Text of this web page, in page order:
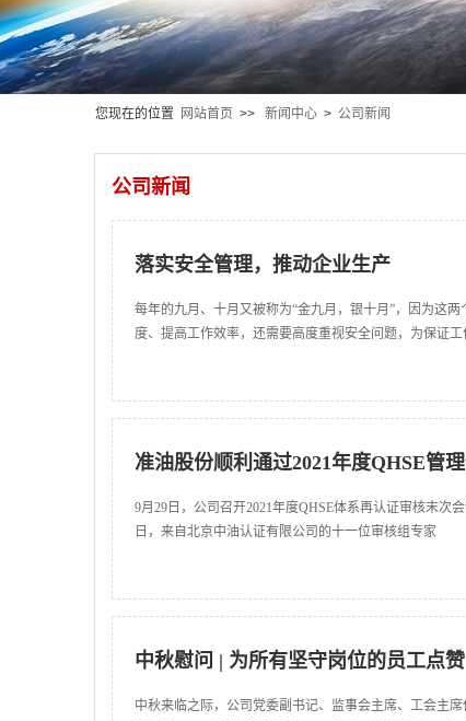
您现在的位置 网站首页 >> 新闻中心 > 公司新闻
公司新闻
落实安全管理，推动企业生产
每年的九月、十月又被称为“金九月，银十月”，因为这
度、提高工作效率，还需要高度重视安全问题，为保证工
准油股份顺利通过2021年度QHSE管
9月29日，公司召开2021年度QHSE体系再认证审核末次
日，来自北京中油认证有限公司的十一位审核组专家
中秋慰问 | 为所有坚守岗位的员工点赞
中秋来临之际，公司党委副书记、监事会主席、工会主